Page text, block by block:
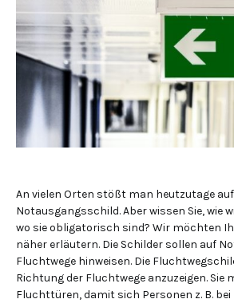
An vielen Orten stößt man heutzutage
Notausgangsschild. Aber wissen Sie, wie
wo sie obligatorisch sind? Wir möchten
näher erläutern. Die Schilder sollen auf
Fluchtwege hinweisen. Die
Richtung der Fluchtwege anzuzeigen. Sie
Fluchttüren, damit sich Personen z. B. bei